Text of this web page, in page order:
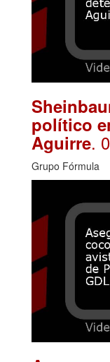
político
Aguirre.
Grupo Fórmula